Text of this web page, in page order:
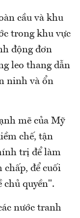
cầu và khu
trong khu vực
động đơn
leo thang dẫn
ninh và ổn
mẽ của Mỹ
chế, tận
trị để làm
chấp, để cuối
chủ quyền".
nước tranh